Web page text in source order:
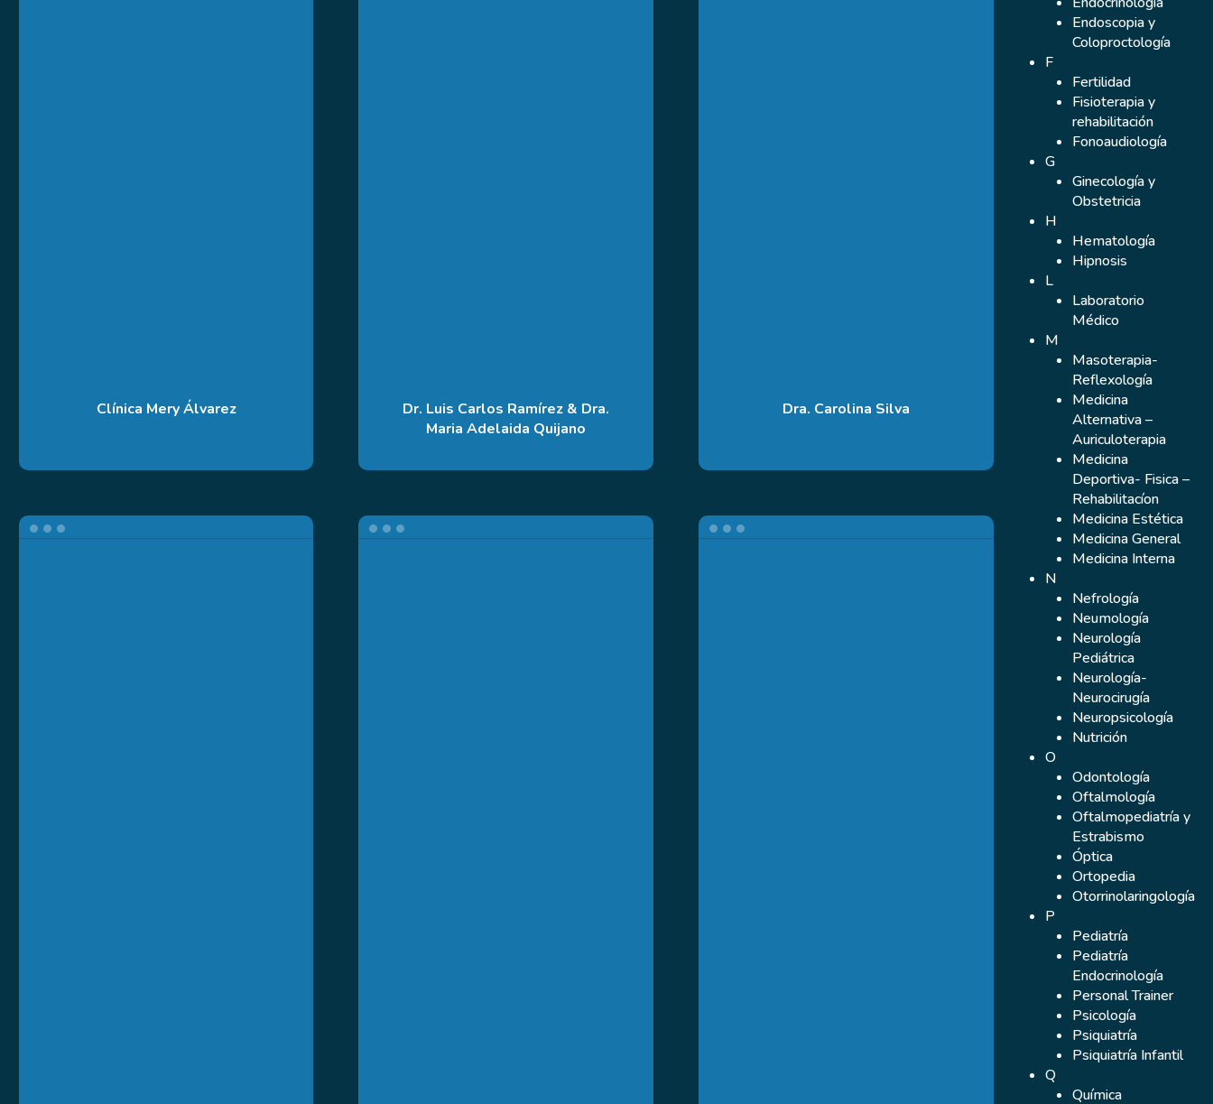
Clínica Mery Álvarez
Dr. Luis Carlos Ramírez & Dra.
Maria Adelaida Quijano
Dra. Carolina Silva
Diana
Sofia
y
Endoscopia y
Coloproctología
F
Fertilidad
Fisioterapia y
rehabilitación
Fonoaudiología
G
Ginecología y
Obstetricia
H
Hematología
Hipnosis
L
Laboratorio
Médico
M
Masoterapia-
Reflexología
Medicina
Alternativa –
Auriculoterapia
Medicina
Deportiva- Fisica –
Rehabilitacíon
Medicina Estética
Medicina General
Medicina Interna
N
Nefrología
Neumología
Neurología
Pediátrica
Neurología-
Neurocirugía
Neuropsicología
Nutrición
O
Odontología
Oftalmología
Oftalmopediatría y
Estrabismo
Óptica
Ortopedia
Otorrinolaringología
P
Pediatría
Pediatría
Endocrinología
Personal Trainer
Psicología
Psiquiatría
Psiquiatría Infantil
Q
Química